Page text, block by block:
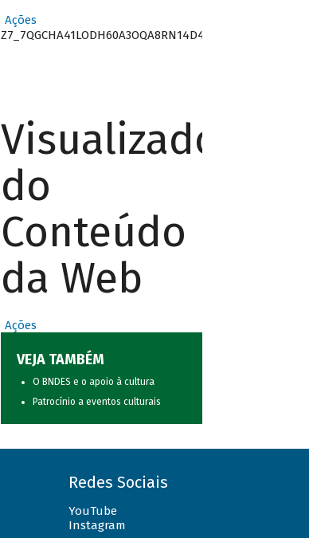
Ações
Z7_7QGCHA41LODH60A3OQA8RN14D4
Visualizador
do
Conteúdo
da Web
Ações
VEJA TAMBÉM
O BNDES e o apoio à cultura
Patrocínio a eventos culturais
Redes Sociais
YouTube
Instagram